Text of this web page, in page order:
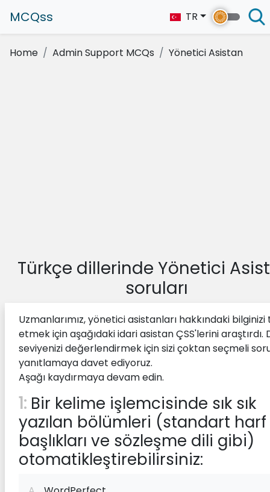
MCQss TR
Home Admin Support MCQs Yönetici Asistan
Türkçe dillerinde Yönetici
soruları
Uzmanlarımız, yönetici asistanları hakkındaki
etmek için aşağıdaki idari asistan ÇSS'lerini araştırdı.
seviyenizi değerlendirmek için sizi çoktan seçmeli
yanıtlamaya davet ediyoruz.
Aşağı kaydırmaya devam edin.
1: Bir kelime işlemcisinde sık sık
yazılan bölümleri (standart harf
başlıkları ve sözleşme dili gibi)
otomatikleştirebilirsiniz: